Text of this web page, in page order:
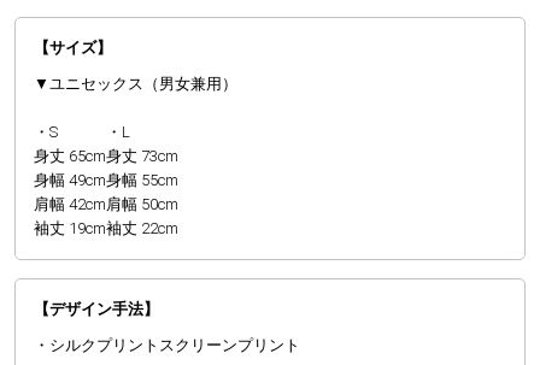
【サイズ】
▼ユニセックス（男女兼用）
・S
身丈 65cm
身幅 49cm
肩幅 42cm
袖丈 19cm
・L
身丈 73cm
身幅 55cm
肩幅 50cm
袖丈 22cm
【デザイン手法】
・シルクプリントスクリーンプリント